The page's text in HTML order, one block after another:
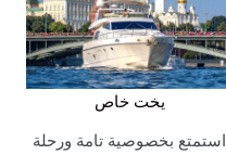
يخت خاص
استمتع بخصوصية تامة ورحلة